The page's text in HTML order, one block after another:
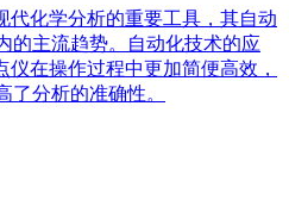
代化学分析的重要工具，其自动
的主流趋势。自动化技术的应
仪在操作过程中更加简便高效，
了分析的准确性。